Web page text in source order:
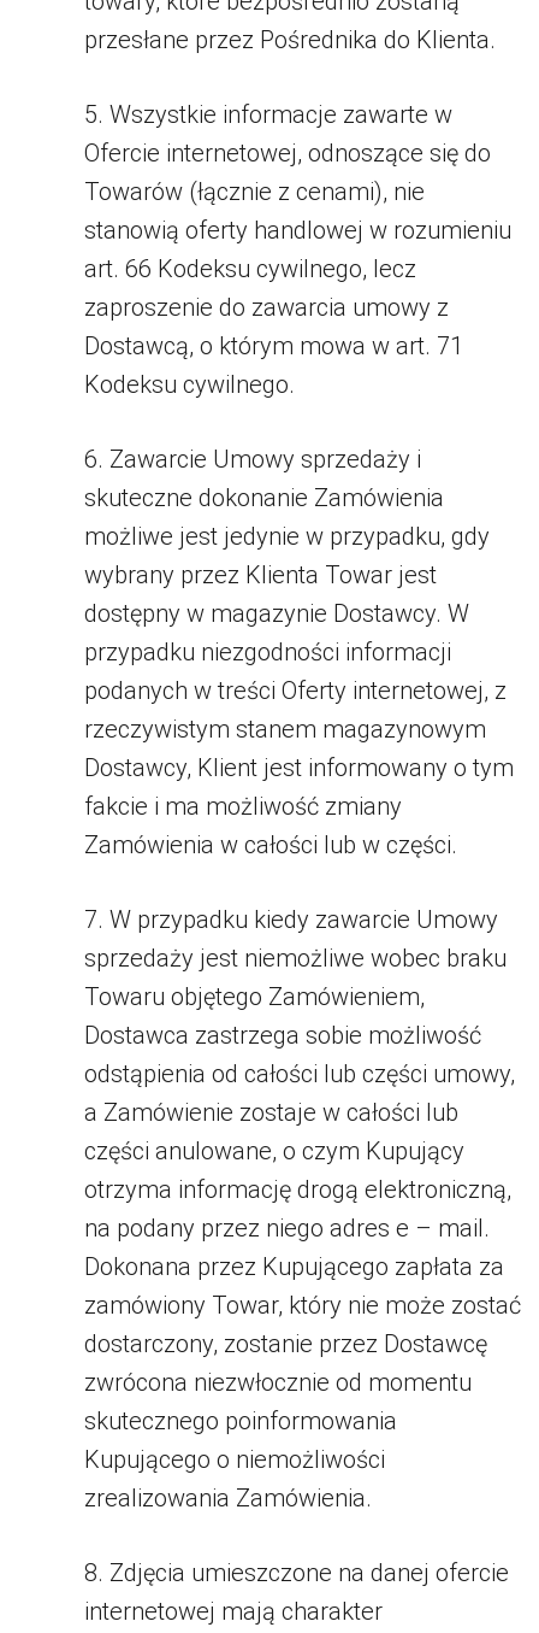
przesłane przez Pośrednika do Klienta.
5. Wszystkie informacje zawarte w
Ofercie internetowej, odnoszące się do
Towarów (łącznie z cenami), nie
stanowią oferty handlowej w rozumieniu
art. 66 Kodeksu cywilnego, lecz
zaproszenie do zawarcia umowy z
Dostawcą, o którym mowa w art. 71
Kodeksu cywilnego.
6. Zawarcie Umowy sprzedaży i
skuteczne dokonanie Zamówienia
możliwe jest jedynie w przypadku, gdy
wybrany przez Klienta Towar jest
dostępny w magazynie Dostawcy. W
przypadku niezgodności informacji
podanych w treści Oferty internetowej, z
rzeczywistym stanem magazynowym
Dostawcy, Klient jest informowany o tym
fakcie i ma możliwość zmiany
Zamówienia w całości lub w części.
7. W przypadku kiedy zawarcie Umowy
sprzedaży jest niemożliwe wobec braku
Towaru objętego Zamówieniem,
Dostawca zastrzega sobie możliwość
odstąpienia od całości lub części umowy,
a Zamówienie zostaje w całości lub
części anulowane, o czym Kupujący
otrzyma informację drogą elektroniczną,
na podany przez niego adres e – mail.
Dokonana przez Kupującego zapłata za
zamówiony Towar, który nie może zostać
dostarczony, zostanie przez Dostawcę
zwrócona niezwłocznie od momentu
skutecznego poinformowania
Kupującego o niemożliwości
zrealizowania Zamówienia.
8. Zdjęcia umieszczone na danej ofercie
internetowej mają charakter